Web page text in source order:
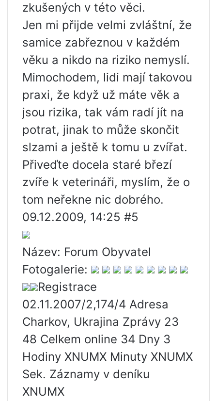
zkušených v této věci.
Jen mi přijde velmi zvláštní, že
samice zabřeznou v každém
věku a nikdo na riziko nemyslí.
Mimochodem, lidi mají takovou
praxi, že když už máte věk a
jsou rizika, tak vám radí jít na
potrat, jinak to může skončit
slzami a ještě k tomu u zvířat.
Přiveďte docela staré březí
zvíře k veterináři, myslím, že o
tom neřekne nic dobrého.
09.12.2009, 14:25 #5
Název: Forum Obyvatel
Fotogalerie:
Registrace
02.11.2007/2,174/4 Adresa
Charkov, Ukrajina Zprávy 23
48 Celkem online 34 Dny 3
Hodiny XNUMX Minuty XNUMX
Sek. Záznamy v deníku
XNUMX